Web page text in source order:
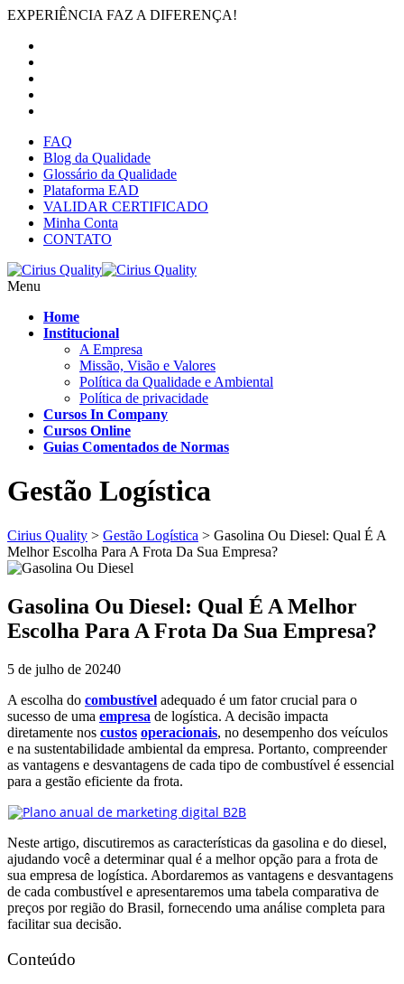
EXPERIÊNCIA FAZ A DIFERENÇA!
FAQ
Blog da Qualidade
Glossário da Qualidade
Plataforma EAD
VALIDAR CERTIFICADO
Minha Conta
CONTATO
Menu
Home
Institucional
A Empresa
Missão, Visão e Valores
Política da Qualidade e Ambiental
Política de privacidade
Cursos In Company
Cursos Online
Guias Comentados de Normas
Gestão Logística
Cirius Quality > Gestão Logística > Gasolina Ou Diesel: Qual É A
Melhor Escolha Para A Frota Da Sua Empresa?
Gasolina Ou Diesel: Qual É A Melhor
Escolha Para A Frota Da Sua Empresa?
5 de julho de 20240
A escolha do combustível adequado é um fator crucial para o
sucesso de uma empresa de logística. A decisão impacta
diretamente nos custos operacionais, no desempenho dos veículos
e na sustentabilidade ambiental da empresa. Portanto, compreender
as vantagens e desvantagens de cada tipo de combustível é essencial
para a gestão eficiente da frota.
Neste artigo, discutiremos as características da gasolina e do diesel,
ajudando você a determinar qual é a melhor opção para a frota de
sua empresa de logística. Abordaremos as vantagens e desvantagens
de cada combustível e apresentaremos uma tabela comparativa de
preços por região do Brasil, fornecendo uma análise completa para
facilitar sua decisão.
Conteúdo